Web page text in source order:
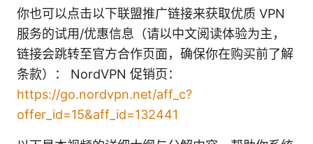
你也可以点击以下联盟推广链接来获取优质 VPN
服务的试用/优惠信息（请以中文阅读体验为主，
链接会跳转至官方合作页面，确保你在购买前了解
条款）： NordVPN 促销页：
https://go.nordvpn.net/aff_c?
offer_id=15&aff_id=132441